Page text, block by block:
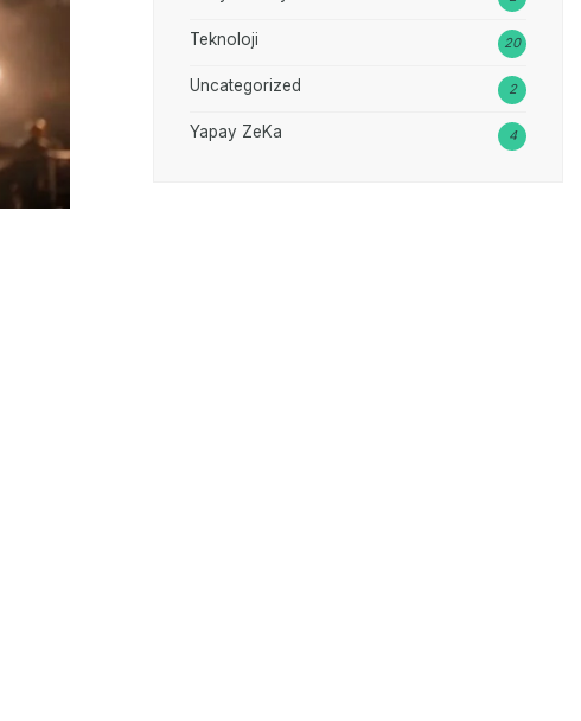
Teknoloji 20
Uncategorized 2
Yapay ZeKa 4